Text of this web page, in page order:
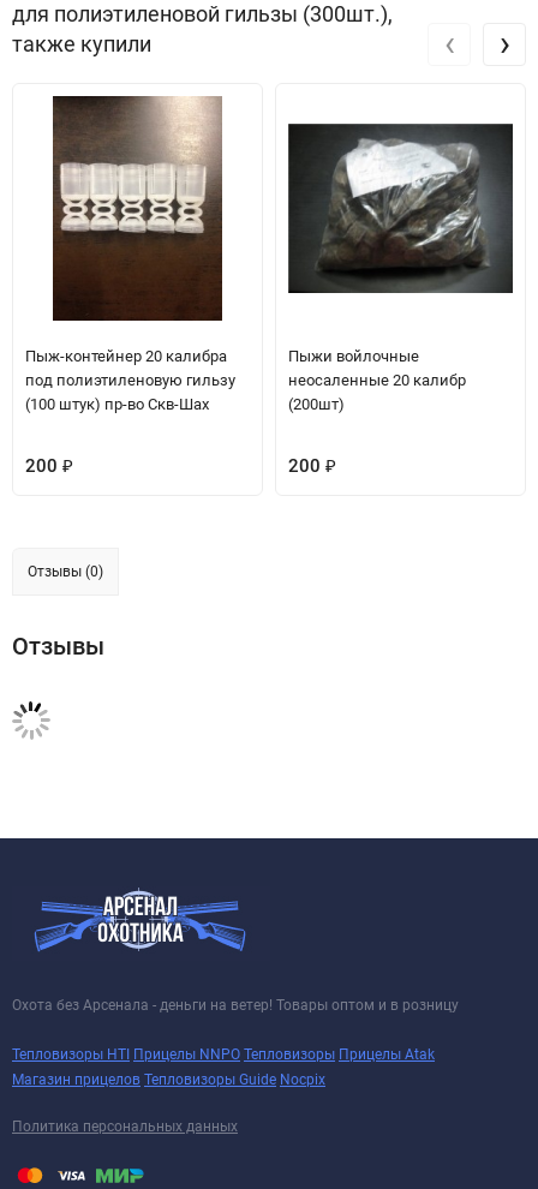
для полиэтиленовой гильзы (300шт.),
также купили
Пыж-контейнер 20 калибра
под полиэтиленовую гильзу
(100 штук) пр-во Скв-Шах
200 ₽
Пыжи войлочные
неосаленные 20 калибр
(200шт)
200 ₽
‹ ›
Отзывы (0)
Отзывы
Охота без Арсенала - деньги на ветер! Товары оптом и в розницу
Тепловизоры HTI Прицелы NNPO Тепловизоры Прицелы Atak
Магазин прицелов Тепловизоры Guide Nocpix
Политика персональных данных